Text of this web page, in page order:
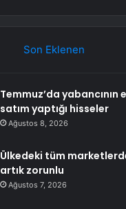
Son Eklenen
Temmuz’da yabancının
satım yaptığı hisseler
Ağustos 8, 2026
Ülkedeki tüm
artık zorunlu
Ağustos 7, 2026